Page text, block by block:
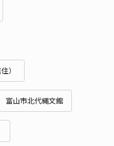
）
富山市北代縄文館